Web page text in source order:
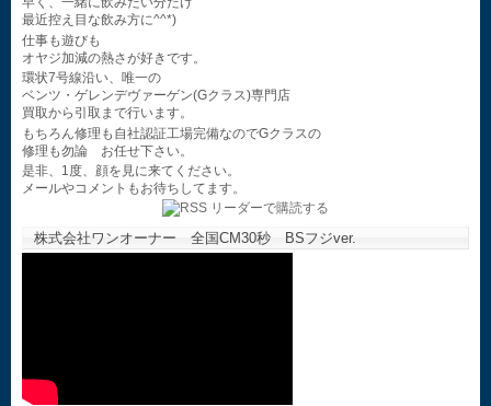
最近控え目な飲み方に^^*)
仕事も遊びも
オヤジ加減の熱さが好きです。
環状7号線沿い、唯一の
ベンツ・ゲレンデヴァーゲン(Gクラス)専門店
買取から引取まで行います。
もちろん修理も自社認証工場完備なのでGクラスの
修理も勿論 お任せ下さい。
是非、1度、顔を見に来てください。
メールやコメントもお待ちしてます。
株式会社ワンオーナー 全国CM30秒 BSフジver.